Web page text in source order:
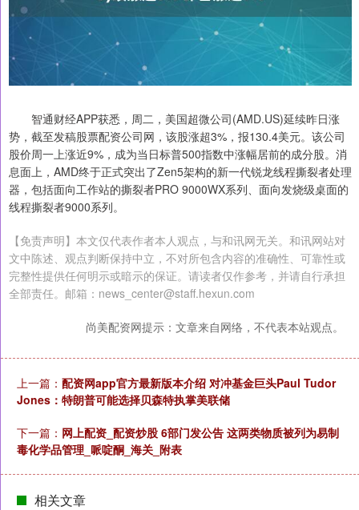
智通财经APP获悉，周二，美国超微公司(AMD.US)延续昨日涨
势，截至发稿股票配资公司网，该股涨超3%，报130.4美元。该公司
股价周一上涨近9%，成为当日标普500指数中涨幅居前的成分股。消
息面上，AMD终于正式突出了Zen5架构的新一代锐龙线程撕裂者处理
器，包括面向工作站的撕裂者PRO 9000WX系列、面向发烧级桌面的
线程撕裂者9000系列。
【免责声明】本文仅代表作者本人观点，与和讯网无关。和讯网站对
文中陈述、观点判断保持中立，不对所包含内容的准确性、可靠性或
完整性提供任何明示或暗示的保证。请读者仅作参考，并请自行承担
全部责任。邮箱：news_center@staff.hexun.com
尚美配资网提示：文章来自网络，不代表本站观点。
上一篇： 配资网app官方最新版本介绍 对冲基金巨头Paul Tudor
Jones：特朗普可能选择贝森特执掌美联储
下一篇： 网上配资_配资炒股 6部门发公告 这两类物质被列为易制
毒化学品管理_哌啶酮_海关_附表
相关文章